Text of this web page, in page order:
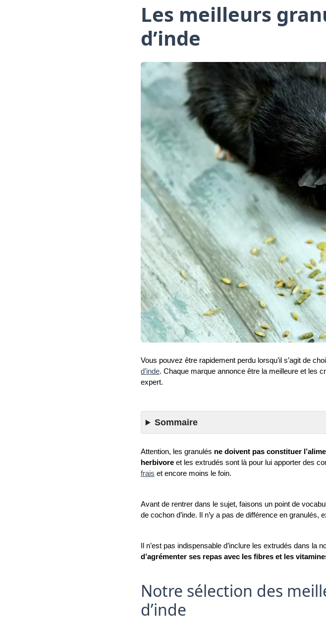
Les meilleurs
d’inde
Vous pouvez être rapidement perdu lorsqu’il s’agit de
d’inde. Chaque marque annonce être la meilleure et les
expert.
Sommaire
Attention, les granulés ne doivent pas constituer
herbivore et les extrudés sont là pour lui apporter des
frais et encore moins le foin.
Avant de rentrer dans le sujet, faisons un point de
de cochon d’inde. Il n’y a pas de différence en
Il n’est pas indispensable d’inclure les extrudés dans la
d’agrémenter ses repas avec les fibres et les
Notre sélection des
d’inde